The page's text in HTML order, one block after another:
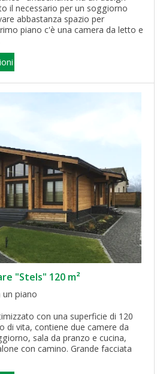
il necessario per un soggiorno
abbastanza spazio per
piano c'è una camera da letto e
"Stels" 120 m²
un piano
con una superficie di 120
di vita, contiene due camere da
sala da pranzo e cucina,
con camino. Grande facciata